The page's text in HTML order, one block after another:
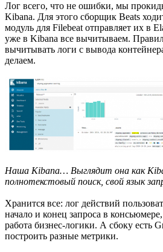
Лог всего, что не ошибки, мы
Kibana. Для этого сборщик Beats
модуль для Filebeat отправляет их в
уже в Kibana все вычитываем.
вычитывать логи с вывода
делаем.
Наша Kibana… Выглядит она как
полнотекстовый поиск, свой язык
Хранится все: лог действий
начало и конец запроса в
работа бизнес-логики. А сбоку есть
построить разные метрики.